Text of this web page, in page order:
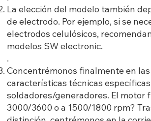
La elección del modelo también
de electrodo. Por ejemplo, si se
electrodos celulósicos,
modelos SW electronic.
.
Concentrémonos finalmente en las
características técnicas
soldadores/generadores. El motor
3000/3600 o a 1500/1800 rpm?